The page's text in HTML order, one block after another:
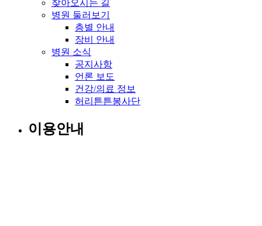
찾아오시는 길
병원 둘러보기
층별 안내
장비 안내
병원 소식
공지사항
언론 보도
건강/의료 정보
허리튼튼봉사단
이용안내